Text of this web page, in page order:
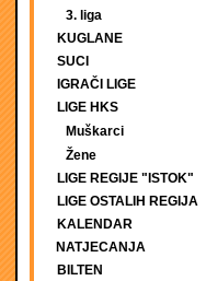
3. liga
KUGLANE
SUCI
IGRAČI LIGE
LIGE HKS
Muškarci
Žene
LIGE REGIJE "ISTOK"
LIGE OSTALIH REGIJA
KALENDAR
NATJECANJA
BILTEN